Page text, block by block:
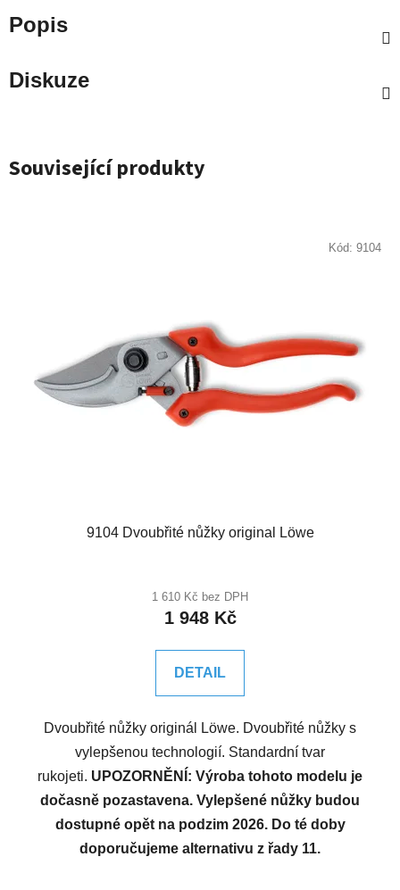
Popis
Diskuze
Související produkty
9104 Dvoubřité nůžky original Löwe
hodnocení
produktu
3,3
hvězdiček.
1 610 Kč bez DPH
1 948 Kč
DETAIL
Dvoubřité nůžky originál Löwe. Dvoubřité nůžky s
vylepšenou technologií. Standardní tvar
rukojeti. UPOZORNĚNÍ: Výroba tohoto modelu je
dočasně pozastavena. Vylepšené nůžky budou
dostupné opět na podzim 2026. Do té doby
doporučujeme alternativu z řady 11.
Kód: 9104